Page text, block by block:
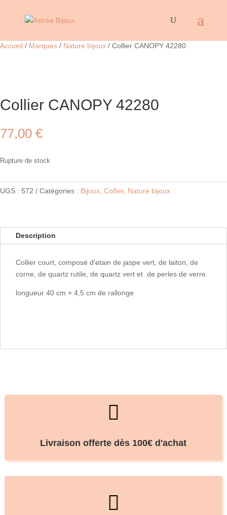
Accueil / Marques / Nature bijoux / Collier CANOPY 42280
Collier CANOPY 42280
77,00 €
Rupture de stock
UGS : 572 Catégories : Bijoux Collier, Nature bijoux
Description
Collier court, composé d'etain de jaspe vert, de laiton, de
corne, de quartz rutile, de quartz vert et de perles de verre.
longueur 40 cm + 4,5 cm de rallonge

Livraison offerte dès 100€ d'achat
